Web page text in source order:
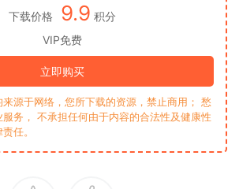
下载价格 9.9 积分
VIP免费
立即购买
源于网络，您所下载的资源，禁止商用； 愁
务， 不承担任何由于内容的合法性及健康性
任。